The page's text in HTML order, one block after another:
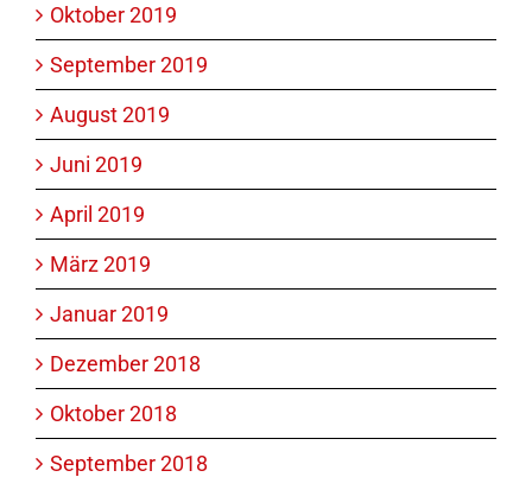
Oktober 2019
September 2019
August 2019
Juni 2019
April 2019
März 2019
Januar 2019
Dezember 2018
Oktober 2018
September 2018